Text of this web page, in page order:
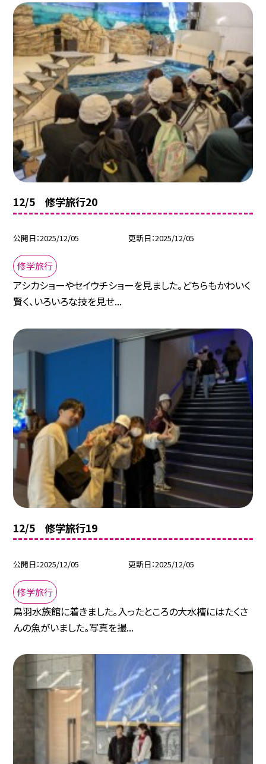
12/5 修学旅行20
公開日 2025/12/05 更新日 2025/12/05
修学旅行
アシカショーやセイウチショーを見ました。どちらもかわいく
賢く、いろいろな技を見せ...
12/5 修学旅行19
公開日 2025/12/05 更新日 2025/12/05
修学旅行
鳥羽水族館に着きました。入ったところの大水槽にはたくさ
んの魚がいました。写真を撮...